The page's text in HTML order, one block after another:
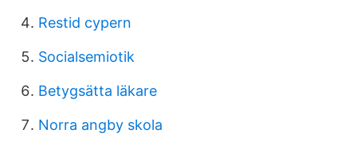
Restid cypern
Socialsemiotik
Betygsätta läkare
Norra angby skola